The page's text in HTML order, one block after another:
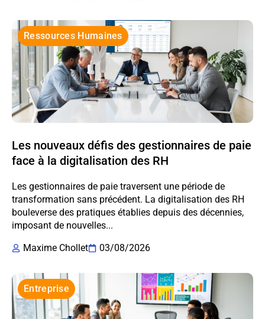
Ressources Humaines
Les nouveaux défis des gestionnaires de paie
face à la digitalisation des RH
Les gestionnaires de paie traversent une période de
transformation sans précédent. La digitalisation des RH
bouleverse des pratiques établies depuis des décennies,
imposant de nouvelles...
Maxime Chollet
03/08/2026
Entreprise